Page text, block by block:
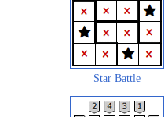
Star Battle